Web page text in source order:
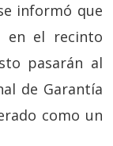
informó que
en el recinto
pasarán al
de Garantía
como un